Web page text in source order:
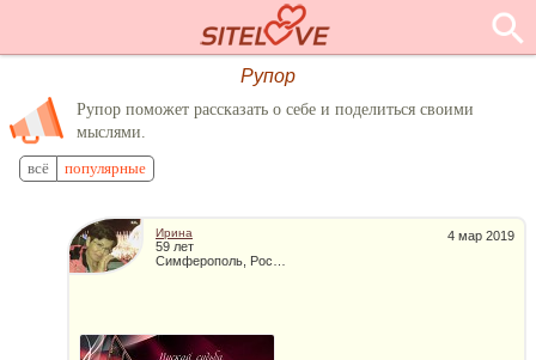
Рупор
Рупор поможет рассказать о себе и поделиться своими
мыслями.
всё популярные
4 мар 2019
Ирина
59 лет
Симферополь, Россия